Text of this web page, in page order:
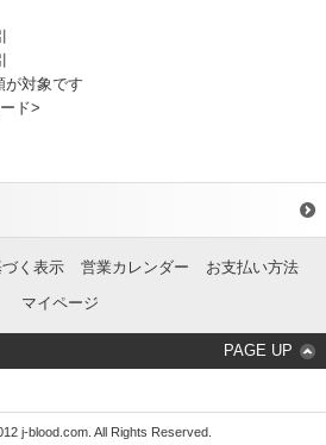
対象です
ド>
く表示 営業カレンダー
お支払い方法
マイページ
PAGE UP
j-blood.com. All Rights Reserved.